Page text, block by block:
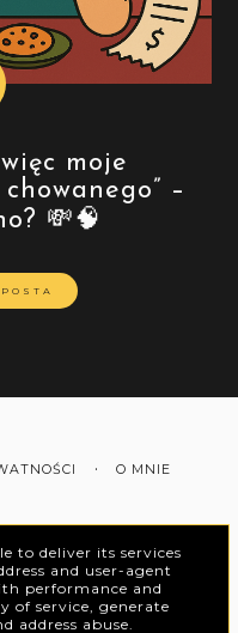
moje
–
💸🧠
O MNIE
PINTEREST
to deliver its services
and user-agent
performance and
of service, generate
address abuse.